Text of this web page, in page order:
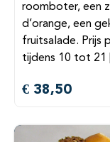
roomboter, een
d’orange, een
fruitsalade. Prijs
tijdens 10 tot
€ 38,50